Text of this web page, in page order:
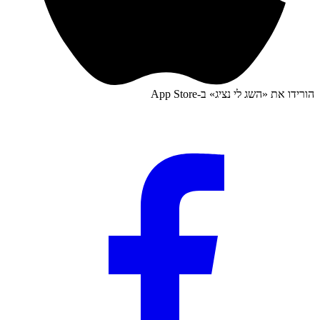
הורידו את «השג לי נציג» ב-App Store